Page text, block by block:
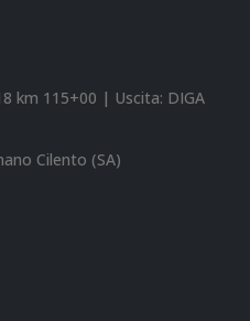
km 115+00 | Uscita: DIGA
Cilento (SA)